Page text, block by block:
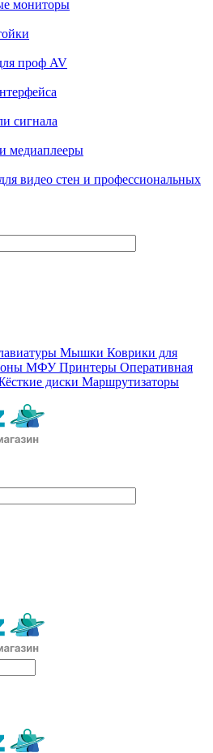
мониторы
проф AV
сигнала
медиаплееры
видео стен и профессиональных
Мышки Коврики для
МФУ Принтеры Оперативная
диски Маршрутизаторы